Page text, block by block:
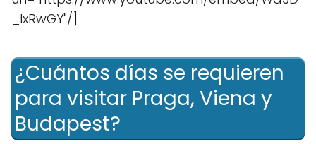
_IxRwGY"/]
¿Cuántos días se requieren
para visitar Praga, Viena y
Budapest?